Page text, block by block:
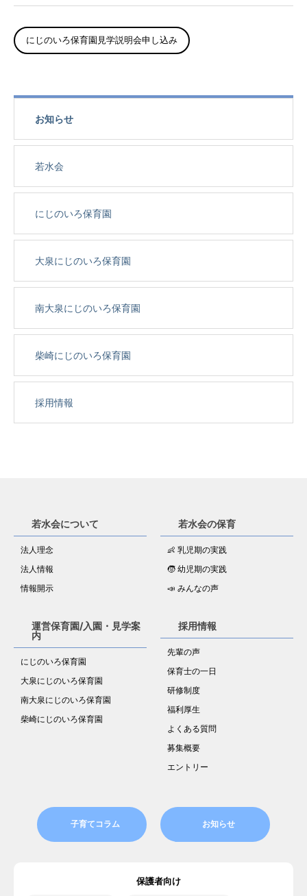
にじのいろ保育園見学説明会申し込み
お知らせ
若水会
にじのいろ保育園
大泉にじのいろ保育園
南大泉にじのいろ保育園
柴崎にじのいろ保育園
採用情報
若水会について
法人理念
法人情報
情報開示
若水会の保育
👶 乳児期の実践
🧒 幼児期の実践
📣 みんなの声
運営保育園/入園・見学案
内
にじのいろ保育園
大泉にじのいろ保育園
南大泉にじのいろ保育園
柴崎にじのいろ保育園
採用情報
先輩の声
保育士の一日
研修制度
福利厚生
よくある質問
募集概要
エントリー
子育てコラム お知らせ
保護者向け